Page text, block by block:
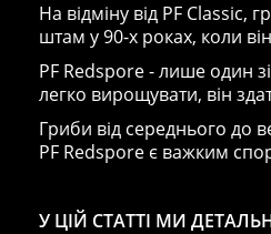
На відміну від PF
штам у 90-х роках, коли
PF Redspore - лише один
легко вирощувати, він
Гриби від середнього до
PF Redspore є важким
У ЦІЙ СТАТТІ МИ